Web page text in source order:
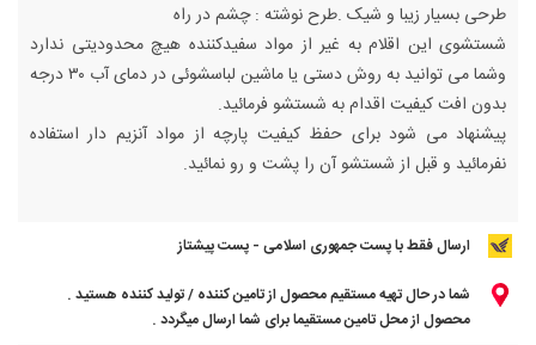
طرحی بسیار زیبا و شیک .طرح نوشته : چشم در راه
شستشوی این اقلام به غیر از مواد سفیدکننده هیچ محدودیتی ندارد
وشما می توانید به روش دستی یا ماشین لباسشوئی در دمای آب ۳۰ درجه
بدون افت کیفیت اقدام به شستشو فرمائید.
پیشنهاد می شود برای حفظ کیفیت پارچه از مواد آنزیم دار استفاده
نفرمائید و قبل از شستشو آن را پشت و رو نمائید.
ارسال فقط با پست جمهوری اسلامی - پست پیشتاز
شما در حال تهیه مستقیم محصول از تامین کننده / تولید کننده هستید .
محصول از محل تامین مستقیما برای شما ارسال میگردد .